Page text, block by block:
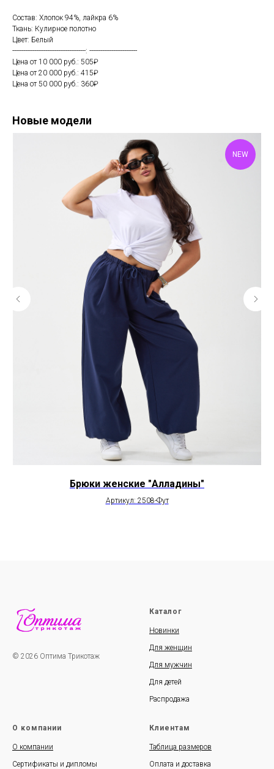
Состав: Хлопок 94%, лайкра 6%
Ткань: Кулирное полотно
Цвет: Белый
----------------------------------------: --------------------------
Цена от 10 000 руб.: 505₽
Цена от 20 000 руб.: 415₽
Цена от 50 000 руб.: 360₽
Новые модели
NEW
Брюки женские "Алладины"
Артикул: 2508-Фут
© 2026 Оптима Трикотаж
Каталог
Новинки
Для женщин
Для мужчин
Для детей
Распродажа
О компании
О компании
Сертификаты и дипломы
Клиентам
Таблица размеров
Оплата и доставка